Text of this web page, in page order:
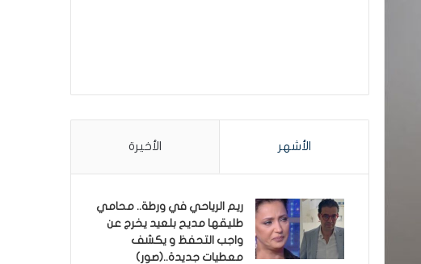
الأشهر الأخيرة
ريم الرياحي في ورطة.. محامي
طليقها مديح بلعيد يخرج عن
واجب التحفظ و يكشف
معطيات جديدة..(صور)